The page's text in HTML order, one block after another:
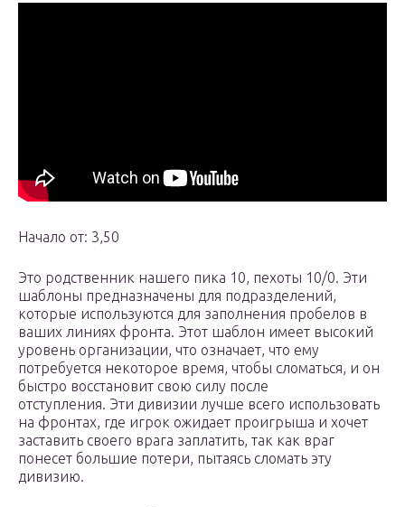
Начало от: 3,50
Это родственник нашего пика 10, пехоты 10/0. Эти
шаблоны предназначены для подразделений,
которые используются для заполнения пробелов в
ваших линиях фронта. Этот шаблон имеет высокий
уровень организации, что означает, что ему
потребуется некоторое время, чтобы сломаться, и он
быстро восстановит свою силу после
отступления. Эти дивизии лучше всего использовать
на фронтах, где игрок ожидает проигрыша и хочет
заставить своего врага заплатить, так как враг
понесет большие потери, пытаясь сломать эту
дивизию.